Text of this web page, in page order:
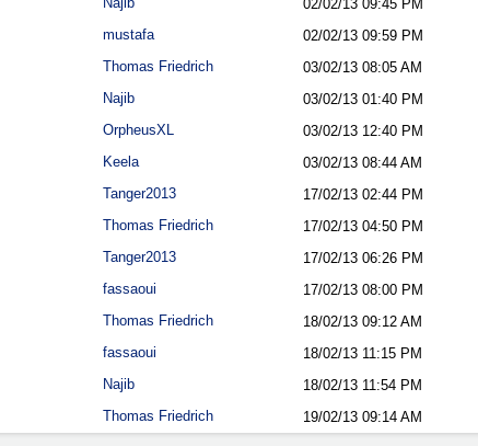
02/02/13 09:45 PM
mustafa 02/02/13 09:59 PM
Thomas Friedrich 03/02/13 08:05 AM
Najib 03/02/13 01:40 PM
OrpheusXL 03/02/13 12:40 PM
Keela 03/02/13 08:44 AM
Tanger2013 17/02/13 02:44 PM
Thomas Friedrich 17/02/13 04:50 PM
Tanger2013 17/02/13 06:26 PM
fassaoui 17/02/13 08:00 PM
Thomas Friedrich 18/02/13 09:12 AM
fassaoui 18/02/13 11:15 PM
Najib 18/02/13 11:54 PM
Thomas Friedrich 19/02/13 09:14 AM